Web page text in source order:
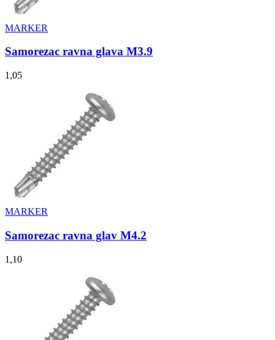
MARKER
Samorezac ravna glava M3.9
1,05
MARKER
Samorezac ravna glav M4.2
1,10